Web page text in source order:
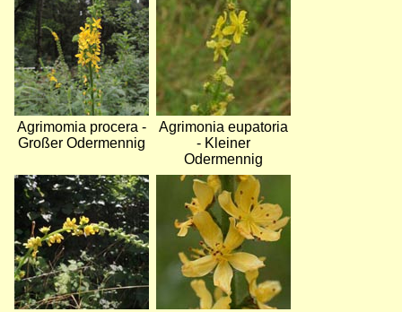
Agrimomia procera -
Großer Odermennig
Agrimonia eupatoria
- Kleiner
Odermennig
Bild
Bild